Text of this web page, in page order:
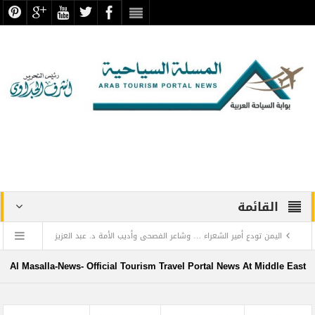
القائمة
اليمن تودع أمير الشعراء … وشاعر الفصحى وأديب الأمة د. عبد العزيز
المقالح
Al Masalla-News- Official Tourism Travel Portal News At Middle East